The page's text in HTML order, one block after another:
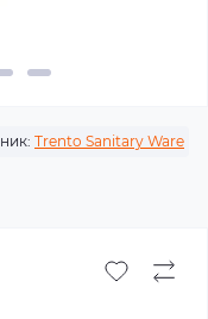
Trento Sanitary Ware